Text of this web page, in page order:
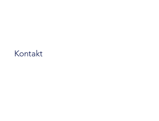
Kontakt